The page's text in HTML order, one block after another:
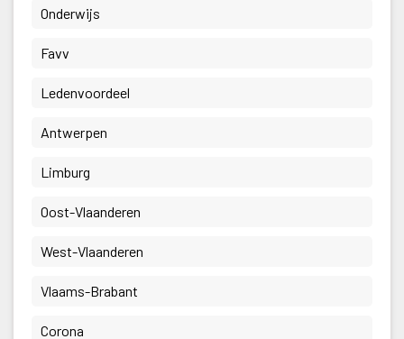
Onderwijs
Favv
Ledenvoordeel
Antwerpen
Limburg
Oost-Vlaanderen
West-Vlaanderen
Vlaams-Brabant
Corona